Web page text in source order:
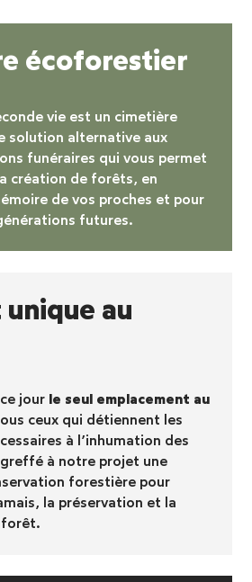
écoforestier
vie est un cimetière
solution alternative aux
funéraires qui vous permet
création de forêts, en
de vos proches et pour
futures.
au
jour le seul emplacement au
ceux qui détiennent les
à l’inhumation des
à notre projet une
forestière pour
la préservation et la
forêt.